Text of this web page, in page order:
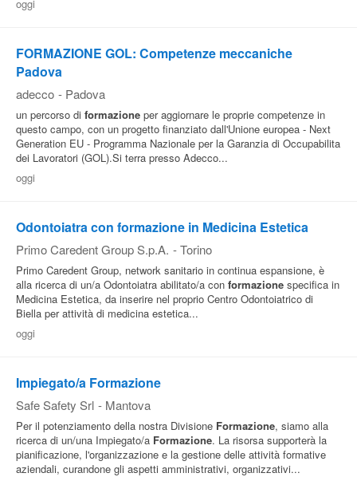
oggi
FORMAZIONE GOL: Competenze meccaniche
Padova
adecco - Padova
un percorso di formazione per aggiornare le proprie competenze in
questo campo, con un progetto finanziato dall'Unione europea - Next
Generation EU - Programma Nazionale per la Garanzia di Occupabilita
dei Lavoratori (GOL).Si terra presso Adecco...
oggi
Odontoiatra con formazione in Medicina Estetica
Primo Caredent Group S.p.A. - Torino
Primo Caredent Group, network sanitario in continua espansione, è
alla ricerca di un/a Odontoiatra abilitato/a con formazione specifica in
Medicina Estetica, da inserire nel proprio Centro Odontoiatrico di
Biella per attività di medicina estetica...
oggi
Impiegato/a Formazione
Safe Safety Srl - Mantova
Per il potenziamento della nostra Divisione Formazione, siamo alla
ricerca di un/una Impiegato/a Formazione. La risorsa supporterà la
pianificazione, l'organizzazione e la gestione delle attività formative
aziendali, curandone gli aspetti amministrativi, organizzativi...